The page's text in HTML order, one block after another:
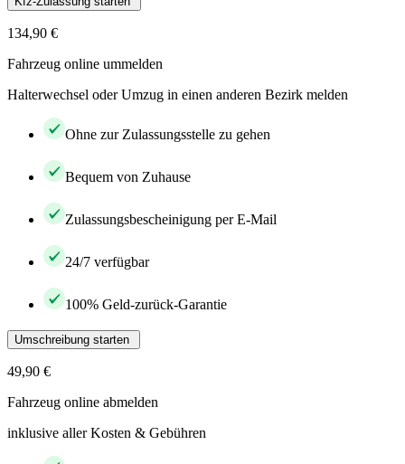
134,90 €
Fahrzeug online ummelden
Halterwechsel oder Umzug in einen anderen Bezirk melden
Ohne zur Zulassungsstelle zu gehen
Bequem von Zuhause
Zulassungsbescheinigung per E-Mail
24/7 verfügbar
100% Geld-zurück-Garantie
Umschreibung starten
49,90 €
Fahrzeug online abmelden
inklusive aller Kosten & Gebühren